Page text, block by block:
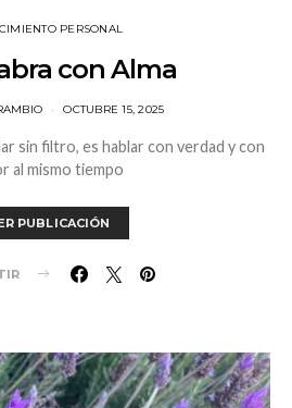
PERSONAL
con Alma
OCTUBRE 15, 2025
sin filtro, es hablar con verdad y con
al mismo tiempo
PUBLICACIÓN